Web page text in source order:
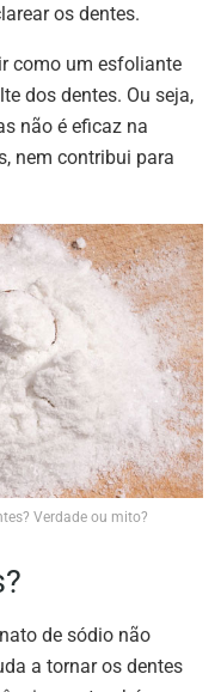
os dentes.
como um esfoliante
dos dentes. Ou seja,
não é eficaz na
nem contribui para
Verdade ou mito?
de sódio não
a tornar os dentes